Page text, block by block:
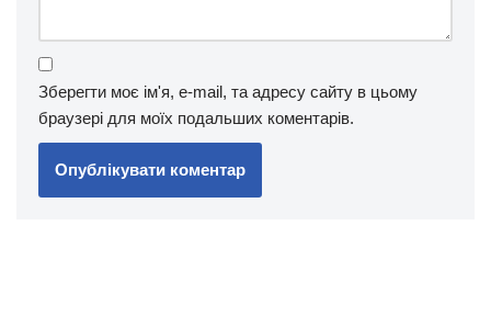
Зберегти моє ім'я, e-mail, та адресу сайту в цьому
браузері для моїх подальших коментарів.